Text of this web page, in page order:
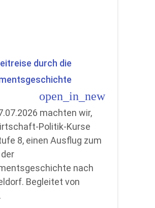
durch die
open_in_new
machten wir,
Politik-Kurse
8, einen Ausflug zum
nach
Begleitet von